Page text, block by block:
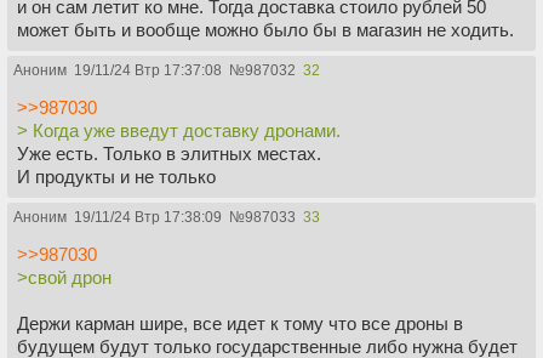
и он сам летит ко мне. Тогда доставка стоило рублей 50
может быть и вообще можно было бы в магазин не ходить.
Аноним 19/11/24 Втр 17:37:08 №987032 32
>>987030
> Когда уже введут доставку дронами.
Уже есть. Только в элитных местах.
И продукты и не только
Аноним 19/11/24 Втр 17:38:09 №987033 33
>>987030
>свой дрон
Держи карман шире, все идет к тому что все дроны в
будущем будут только государственные либо нужна будет